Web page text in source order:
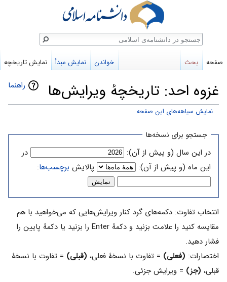
راهنما غزوه احد: تاریخچهٔ ویرایش‌ها
نمایش سیاهه‌های این صفحه
ناوبری
جستجو
جستجو برای نسخه‌ها
در این سال (و پیش از آن):
در
این ماه (و پیش از آن):
پالایش برچسب‌ها:
انتخاب تفاوت: دکمه‌های گرد کنار ویرایش‌هایی که می‌خواهید با هم
مقایسه کنید را علامت بزنید و دکمهٔ Enter را بزنید یا دکمهٔ پایین را
فشار دهید.
اختصارات: (فعلی) = تفاوت با نسخهٔ فعلی، (قبلی) = تفاوت با نسخهٔ
قبلی، (جز) = ویرایش جزئی.
صفحه بحث خواندن نمایش مبدأ نمایش تاریخچه
جستجو